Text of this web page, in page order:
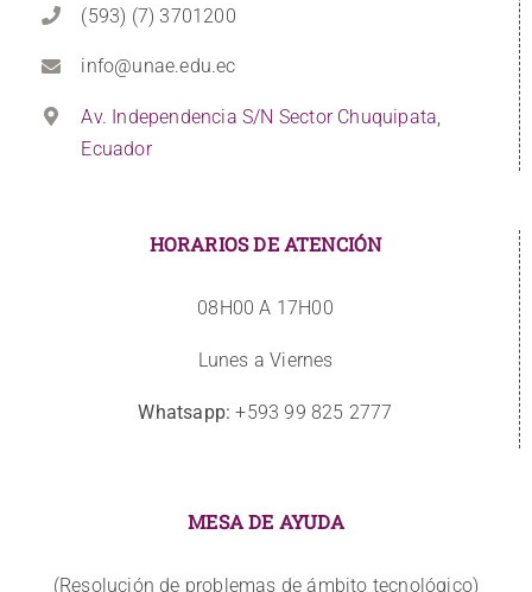
(593) (7) 3701200
info@unae.edu.ec
Av. Independencia S/N Sector Chuquipata,
Ecuador
HORARIOS DE ATENCIÓN
08H00 A 17H00
Lunes a Viernes
Whatsapp: +593 99 825 2777
MESA DE AYUDA
(Resolución de problemas de ámbito tecnológico)